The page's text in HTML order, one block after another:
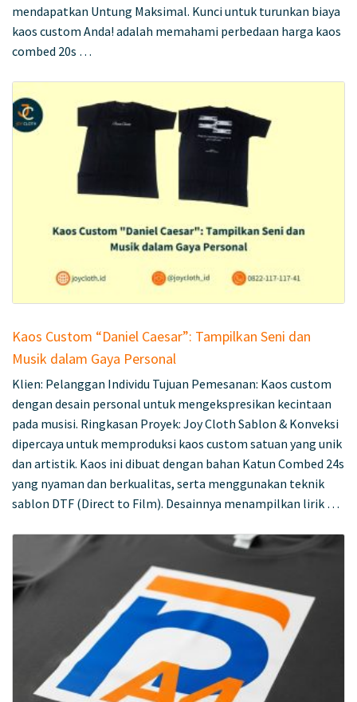
mendapatkan Untung Maksimal. Kunci untuk turunkan biaya
kaos custom Anda! adalah memahami perbedaan harga kaos
combed 20s …
Kaos Custom “Daniel Caesar”: Tampilkan Seni dan
Musik dalam Gaya Personal
Klien: Pelanggan Individu Tujuan Pemesanan: Kaos custom
dengan desain personal untuk mengekspresikan kecintaan
pada musisi. Ringkasan Proyek: Joy Cloth Sablon & Konveksi
dipercaya untuk memproduksi kaos custom satuan yang unik
dan artistik. Kaos ini dibuat dengan bahan Katun Combed 24s
yang nyaman dan berkualitas, serta menggunakan teknik
sablon DTF (Direct to Film). Desainnya menampilkan lirik …